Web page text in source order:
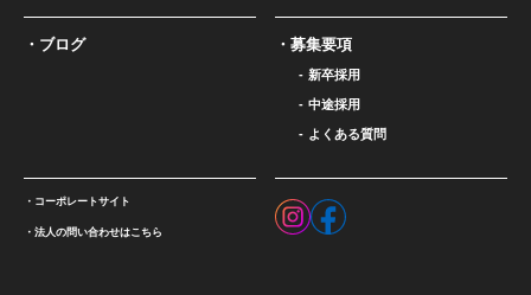
ブログ 募集要項
新卒採用
中途採用
よくある質問
コーポレートサイト
法人の問い合わせはこちら